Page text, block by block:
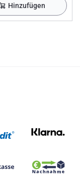
Hinzufügen